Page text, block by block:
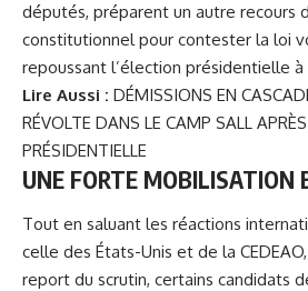
députés, préparent un autre recours
constitutionnel pour contester la loi
repoussant l’élection présidentielle
Lire Aussi : DÉMISSIONS EN
RÉVOLTE DANS LE CAMP SALL
PRÉSIDENTIELLE
UNE FORTE MOBILISATION
Tout en saluant les réactions
celle des États-Unis et de la
report du scrutin, certains candidats